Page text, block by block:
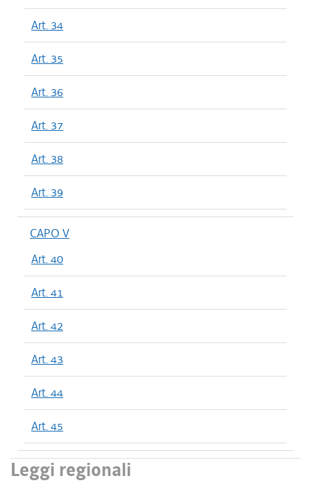
Art. 34
Art. 35
Art. 36
Art. 37
Art. 38
Art. 39
CAPO V
Art. 40
Art. 41
Art. 42
Art. 43
Art. 44
Art. 45
Leggi regionali